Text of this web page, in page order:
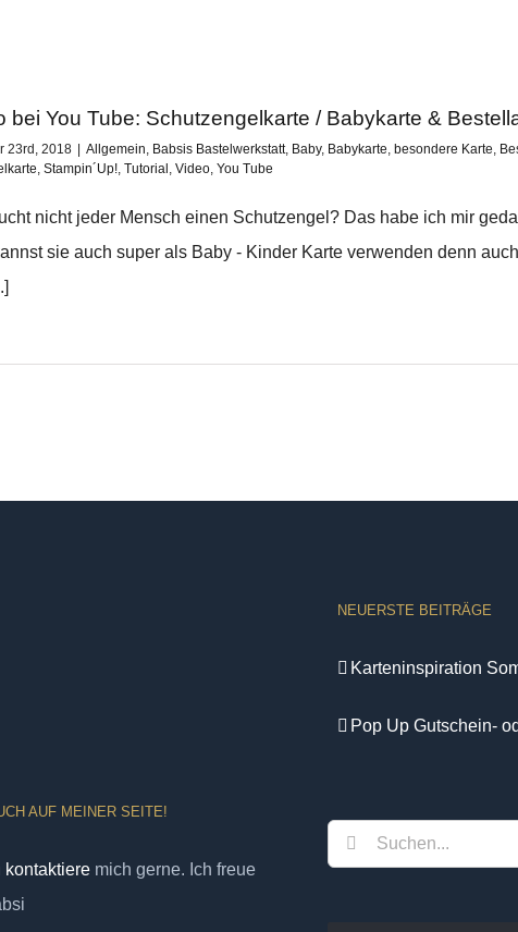
bei You Tube: Schutzengelkarte / Babykarte &
23rd, 2018 Allgemein, Babsis Bastelwerkstatt, Baby, Babykarte, besondere Karte,
, Stampin´Up!, Tutorial , Video, You Tube
nicht jeder Mensch einen Schutzengel? Das habe ich mir
sie auch super als Baby - Kinder Karte verwenden denn
AUF MEINER SEITE!
kontaktiere mich gerne. Ich freue
NEUERSTE BEITRÄGE
Karteninspiration
Pop Up Gutschein-
Suche
nach: